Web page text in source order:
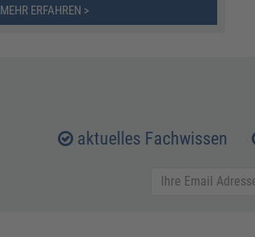
MEHR ERFAHREN >
aktuelles Fachwissen